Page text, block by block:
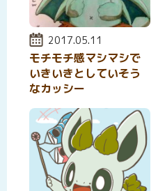
投稿日:
2017.05.11
モチモチ感マシマシで
いきいきとしていそう
なカッシー